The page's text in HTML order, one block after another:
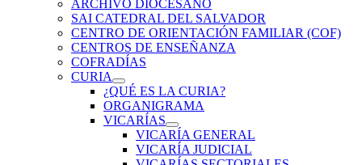
ARCHIVO DIOCESANO
SAI CATEDRAL DEL SALVADOR
CENTRO DE ORIENTACIÓN FAMILIAR (COF)
CENTROS DE ENSEÑANZA
COFRADÍAS
CURIA
¿QUÉ ES LA CURIA?
ORGANIGRAMA
VICARÍAS
VICARÍA GENERAL
VICARÍA JUDICIAL